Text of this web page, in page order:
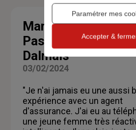
Marie-
Pascale
Dalmais
Note
:
5
03/02/2024
"Je n'ai jamais eu une aussi
expérience avec un agent
d'assurance. J'ai eu au
une jeune femme très
Paramétrer mes
Accepter &